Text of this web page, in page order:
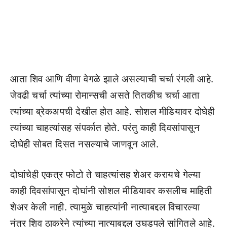
आता शिव आणि वीणा वेगळे झाले असल्याची चर्चा रंगली आहे.
जेवढी चर्चा त्यांच्या रोमान्सची असते तितकीच चर्चा आता
त्यांच्या ब्रेकअपची देखील होत आहे. सोशल मीडियावर दोघेही
त्यांच्या चाहत्यांसह संपर्कात होते. परंतु काही दिवसांपासून
दोघेही सोबत दिसत नसल्याचे जाणवून आले.
दोघांचेही एकत्र फोटो ते चाहत्यांसह शेअर करायचे गेल्या
काही दिवसांपासून दोघांनी सोशल मीडियावर कसलीच माहिती
शेअर केली नाही. त्यामुळे चाहत्यांनी नात्याबद्दल विचारल्या
नंतर शिव ठाकरेने त्यांच्या नात्याबद्दल उघडपले सांगितले आहे.